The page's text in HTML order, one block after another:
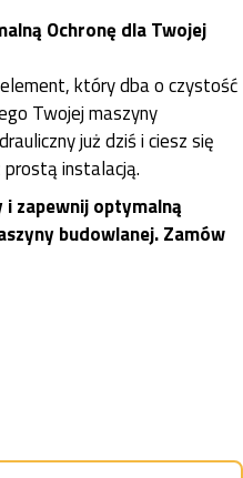
Ochronę dla Twojej
który dba o czystość
Twojej maszyny
już dziś i ciesz się
instalacją.
zapewnij optymalną
budowlanej. Zamów